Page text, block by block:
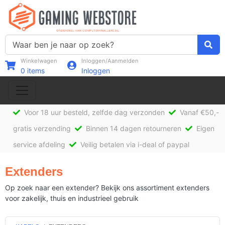
Winkelwagen
0 items
Inloggen/Aanmelden
Inloggen
Voor 18 uur besteld, zelfde dag verzonden
Vanaf €50,-
gratis verzending
Binnen 14 dagen retourneren
Eigen
service afdeling
Veilig betalen via i-deal of paypal
Extenders
Op zoek naar een extender? Bekijk ons assortiment extenders
voor zakelijk, thuis en industrieel gebruik